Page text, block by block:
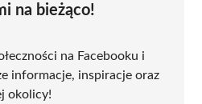
na bieżąco!
na Facebooku i
informacje, inspiracje oraz
okolicy!